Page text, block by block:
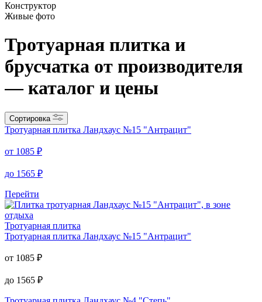
Конструктор
Живые фото
Тротуарная плитка и
брусчатка от производителя
— каталог и цены
Сортировка
Тротуарная плитка Ландхаус №15 "Антрацит"
от 1085 ₽
до 1565 ₽
Перейти
Тротуарная плитка
Тротуарная плитка Ландхаус №15 "Антрацит"
от 1085 ₽
до 1565 ₽